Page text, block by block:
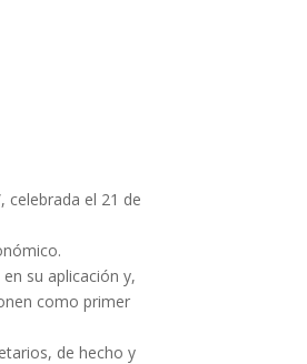
celebrada el 21 de
su aplicación y,
como primer
de hecho y